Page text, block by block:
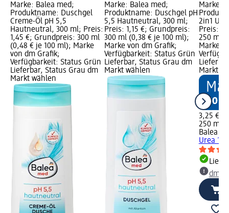
Marke: Balea med;
Produktname: Duschgel
Creme-Öl pH 5,5
Hautneutral, 300 ml; Preis:
1,45 €; Grundpreis: 300 ml
(0,48 € je 100 ml); Marke
von dm Grafik;
Verfügbarkeit: Status Grün
Lieferbar, Status Grau dm
Markt wählen
Marke: Balea med;
Produktname: Duschgel pH
5,5 Hautneutral, 300 ml;
Preis: 1,15 €; Grundpreis:
300 ml (0,38 € je 100 ml);
Marke von dm Grafik;
Verfügbarkeit: Status Grün
Lieferbar, Status Grau dm
Markt wählen
Marke:
2in1
Preis:
250 ml
Marke
Markt
3,25 €
250 ml
Balea
Urea
dm